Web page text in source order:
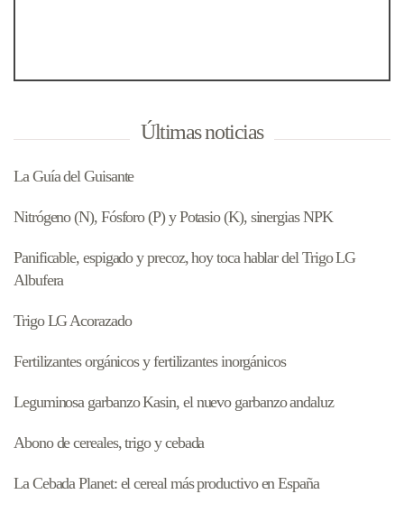
Últimas noticias
La Guía del Guisante
Nitrógeno (N), Fósforo (P) y Potasio (K), sinergias NPK
Panificable, espigado y precoz, hoy toca hablar del Trigo LG
Albufera
Trigo LG Acorazado
Fertilizantes orgánicos y fertilizantes inorgánicos
Leguminosa garbanzo Kasin, el nuevo garbanzo andaluz
Abono de cereales, trigo y cebada
La Cebada Planet: el cereal más productivo en España